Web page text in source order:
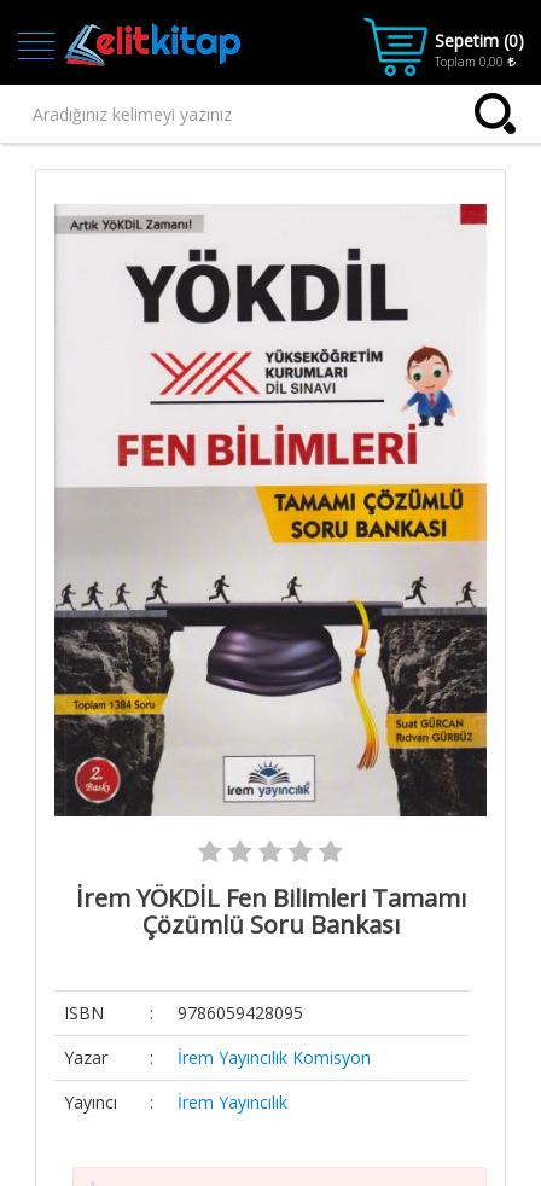
Sepetim (0)
Toplam 0,00
İrem YÖKDİL Fen Bilimleri Tamamı
Çözümlü Soru Bankası
ISBN :
9786059428095
Yazar
:
İrem Yayıncılık Komisyon
Yayıncı
: İrem Yayıncılık
Kategoriler
3.SINIF
Kitaplar-
Final
Elit Kitap
Yardım
Sipariş
Takip
Detaylı
Yazarlar
Teslimat
Gizlilik ve
Güvenlik
Sipariş
Hakkımızda